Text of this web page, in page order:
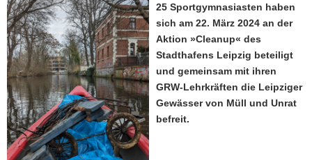
f
e
n
d
e
N
a
v
i
g
o
n
25 Sportgymnasiasten haben
sich am 22. März 2024 an der
Aktion »Cleanup« des
Stadthafens Leipzig beteiligt
und gemeinsam mit ihren
GRW-Lehrkräften die Leipziger
Gewässer von Müll und Unrat
befreit.